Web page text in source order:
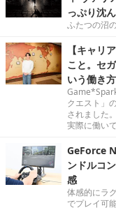
っぷり沈
ふたつの沼
【キャリ
こと。セ
いう働き方
クエスト」
されました
実際に働い
GeForce
ンドルコ
感
体感的にラ
でプレイ可